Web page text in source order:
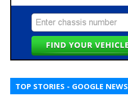
TOP STORIES - GOOGLE NEWS